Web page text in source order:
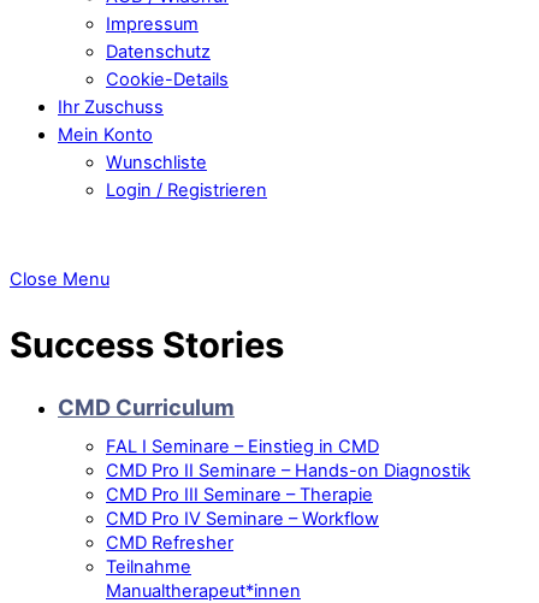
Impressum
Datenschutz
Cookie-Details
Ihr Zuschuss
Mein Konto
Wunschliste
Login / Registrieren
Close Menu
Success Stories
CMD Curriculum
FAL I Seminare – Einstieg in CMD
CMD Pro II Seminare – Hands-on Diagnostik
CMD Pro III Seminare – Therapie
CMD Pro IV Seminare – Workflow
CMD Refresher
Teilnahme
Manualtherapeut*innen